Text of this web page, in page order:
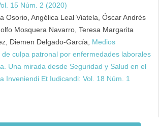
15 Núm. 2 (2020)
Osorio, Angélica Leal Viatela, Óscar Andrés
Mosquera Navarro, Teresa Margarita
Diemen Delgado-García, Medios
de culpa patronal por enfermedades laborales
Una mirada desde Seguridad y Salud en el
Inveniendi Et Iudicandi: Vol. 18 Núm. 1